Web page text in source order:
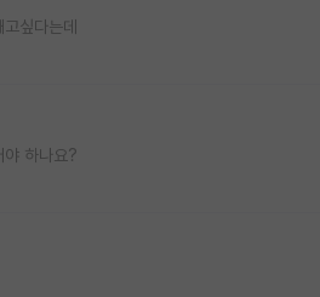
싶다는데
야 하나요?